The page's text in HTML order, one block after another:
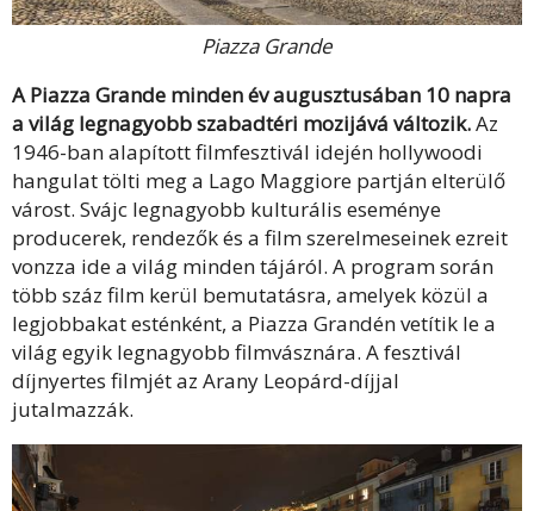
Piazza Grande
A Piazza Grande minden év augusztusában 10 napra
a világ legnagyobb szabadtéri mozijává változik.Az
1946-ban alapított filmfesztivál idején hollywoodi
hangulat tölti meg a Lago Maggiore partján elterülő
várost. Svájc legnagyobb kulturális eseménye
producerek, rendezők és a film szerelmeseinek ezreit
vonzza ide a világ minden tájáról. A program során
több száz film kerül bemutatásra, amelyek közül a
legjobbakat esténként, a Piazza Grandén vetítik le a
világ egyik legnagyobb filmvásznára. A fesztivál
díjnyertes filmjét az Arany Leopárd-díjjal
jutalmazzák.